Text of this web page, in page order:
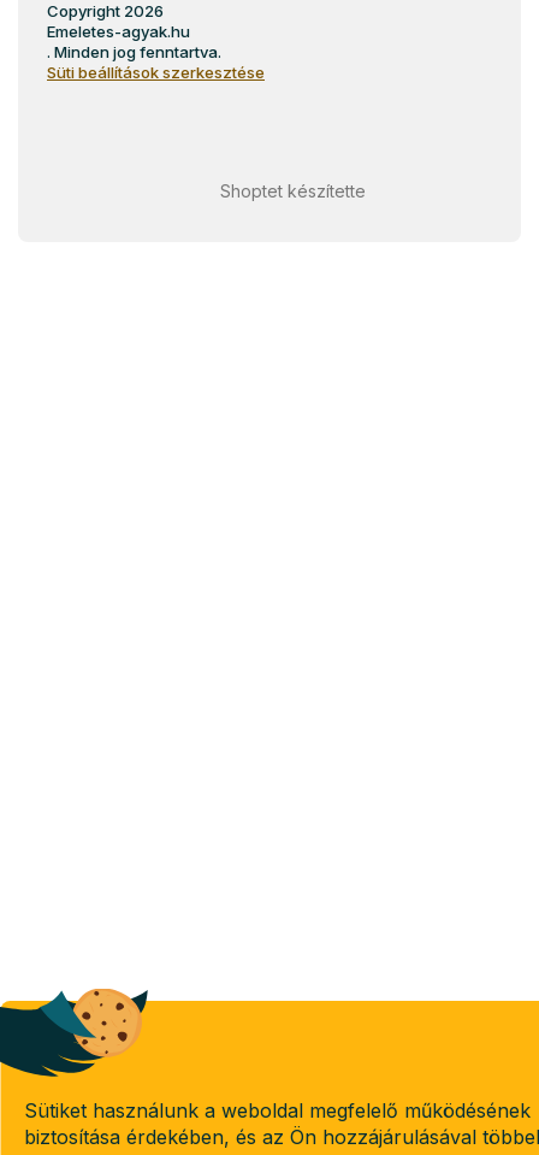
Sütiket használunk a weboldal megfelelő működésének
biztosítása érdekében, és az Ön hozzájárulásával
Shoptet készítette
Copyright 2026
Emeletes-agyak.hu
. Minden jog fenntartva.
Süti beállítások szerkesztése